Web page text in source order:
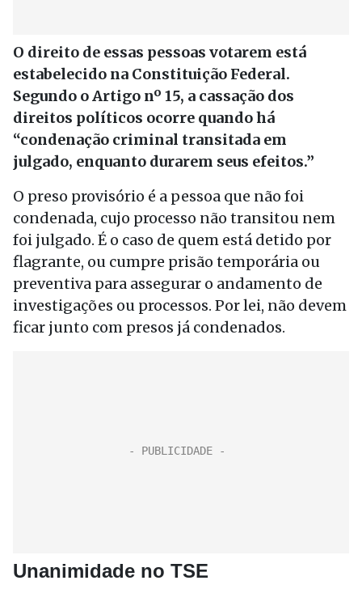
O direito de essas pessoas votarem está
estabelecido na Constituição Federal.
Segundo o Artigo nº 15, a cassação dos
direitos políticos ocorre quando há
“condenação criminal transitada em
julgado, enquanto durarem seus efeitos.”
O preso provisório é a pessoa que não foi
condenada, cujo processo não transitou nem
foi julgado. É o caso de quem está detido por
flagrante, ou cumpre prisão temporária ou
preventiva para assegurar o andamento de
investigações ou processos. Por lei, não devem
ficar junto com presos já condenados.
Unanimidade no TSE